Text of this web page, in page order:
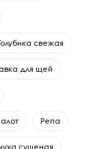
свежая
для щей
Репа
сушеная